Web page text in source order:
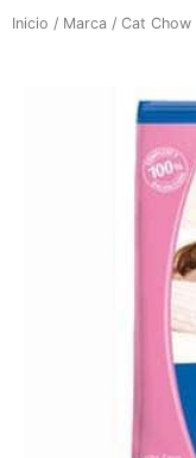
Inicio / Marca / Cat Chow